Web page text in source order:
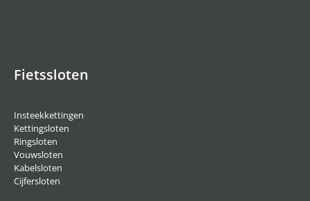
Fietssloten
Insteekkettingen
Kettingsloten
Ringsloten
Vouwsloten
Kabelsloten
Cijfersloten